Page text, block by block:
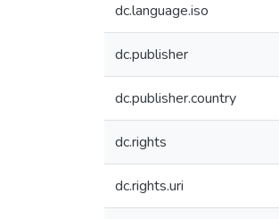
dc.language.iso
dc.publisher
dc.publisher.country
dc.rights
dc.rights.uri